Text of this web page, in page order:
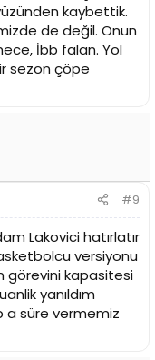
kaybettik.
de değil. Onun
İbb falan. Yol
sezon çöpe
#9
Lakovici hatırlatır
versiyonu
görevini kapasitesi
yanıldım
a süre vermemiz